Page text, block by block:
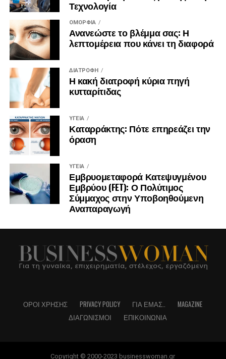
Τεχνολογία
ΟΜΟΡΦΙΆ
Ανανεώστε το βλέμμα σας: Η
λεπτομέρεια που κάνει τη διαφορά
ΔΙΑΤΡΟΦΉ
Η κακή διατροφή κύρια πηγή
κυτταρίτιδας
ΥΓΕΊΑ
Καταρράκτης: Πότε επηρεάζει την
όραση
ΥΓΕΊΑ
Εμβρυομεταφορά Κατεψυγμένου
Εμβρύου (FET): Ο Πολύτιμος
Σύμμαχος στην Υποβοηθούμενη
Αναπαραγωγή
ΌΡΟΙ ΧΡΉΣΗΣ PRIVACY POLICY ΓΙΑ ΕΜΆΣ..
MAGAZINE
ΔΙΑΓΩΝΙΣΜΟΊ
ΕΠΙΚΟΙΝΩΝΊΑ
Copyright © 2000-2023 businesswoman.gr